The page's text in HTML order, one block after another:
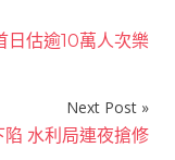
日估逾10萬人次樂
Next Post
水利局連夜搶修